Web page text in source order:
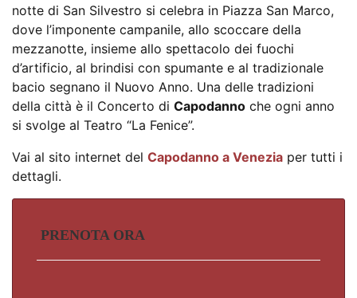
notte di San Silvestro si celebra in Piazza San Marco,
dove l’imponente campanile, allo scoccare della
mezzanotte, insieme allo spettacolo dei fuochi
d’artificio, al brindisi con spumante e al tradizionale
bacio segnano il Nuovo Anno. Una delle tradizioni
della città è il Concerto di Capodanno che ogni anno
si svolge al Teatro “La Fenice”.
Vai al sito internet del Capodanno a Venezia per tutti i
dettagli.
PRENOTA ORA